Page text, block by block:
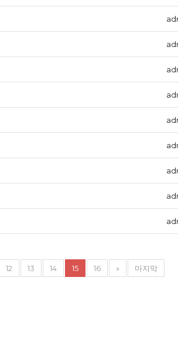
12 13 14 15 16 » 마지막